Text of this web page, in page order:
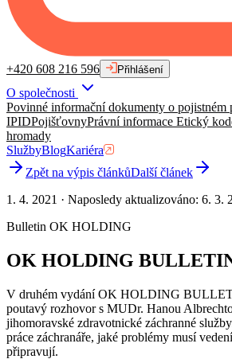
+420 608 216 596 Přihlášení
O společnosti
Povinné informační dokumenty o pojistném
IPIDPojišťovnyPrávní informace Etický
hromady
SlužbyBlogKariéra
Zpět na výpis článkůDalší článek
1. 4. 2021 · Naposledy aktualizováno: 6. 3.
Bulletin OK HOLDING
OK HOLDING
V druhém vydání OK HOLDING
poutavý rozhovor s MUDr. Hanou
jihomoravské zdravotnické záchranné
práce záchranáře, jaké problémy musí
připravují.